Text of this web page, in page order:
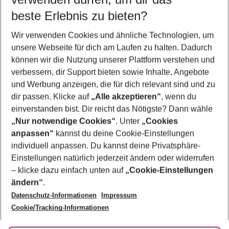
5-8 Nächte
2 Erwachsene Keine Kinder
Mehr Filter anzeigen
Footer
Footer navigation
Über uns
AGB
Bestpreisgarantie
Cookie-Einstellungen ändern
Cookie-Richtlinie
Agenturbetreuung
Barrierefreies Reisen
Folge uns
beste Erlebnis zu bieten?
Wir verwenden Cookies und ähnliche Technologien, um
unsere Webseite für dich am Laufen zu halten. Dadurch
können wir die Nutzung unserer Plattform verstehen und
verbessern, dir Support bieten sowie Inhalte, Angebote
und Werbung anzeigen, die für dich relevant sind und zu
dir passen. Klicke auf „Alle akzeptieren“, wenn du
einverstanden bist. Dir reicht das Nötigste? Dann wähle
„Nur notwendige Cookies“. Unter „Cookies
anpassen“ kannst du deine Cookie-Einstellungen
individuell anpassen. Du kannst deine Privatsphäre-
Einstellungen natürlich jederzeit ändern oder widerrufen
– klicke dazu einfach unten auf „Cookie-Einstellungen
ändern“.
Datenschutz-Informationen
Impressum
Cookie/Tracking-Informationen